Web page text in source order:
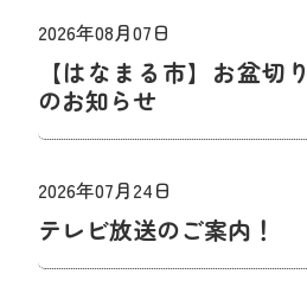
2026年08月07日
【はなまる市】お盆切
のお知らせ
2026年07月24日
テレビ放送のご案内！